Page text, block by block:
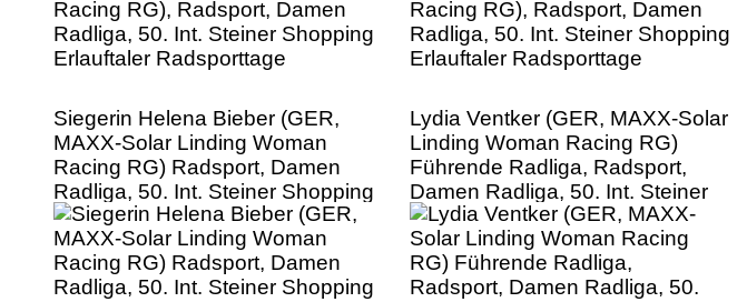
Siegerin Helena Bieber (GER,
MAXX-Solar Linding Woman
Racing RG) Radsport, Damen
Radliga, 50. Int. Steiner Shopping
Erlauftaler Radsporttage
Lydia Ventker (GER, MAXX-Solar
Linding Woman Racing RG)
Führende Radliga, Radsport,
Damen Radliga, 50. Int. Steiner
Shopping Erlauftaler
Radsporttage